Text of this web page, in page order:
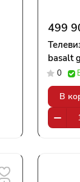
499
basalt
0
В